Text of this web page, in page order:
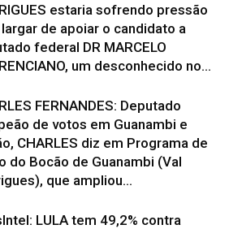
estaria sofrendo pressão
de apoiar o candidato a
federal DR MARCELO
um desconhecido no...
FERNANDES: Deputado
de votos em Guanambi e
CHARLES diz em Programa de
do Bocão de Guanambi (Val
que ampliou...
LULA tem 49,2% contra